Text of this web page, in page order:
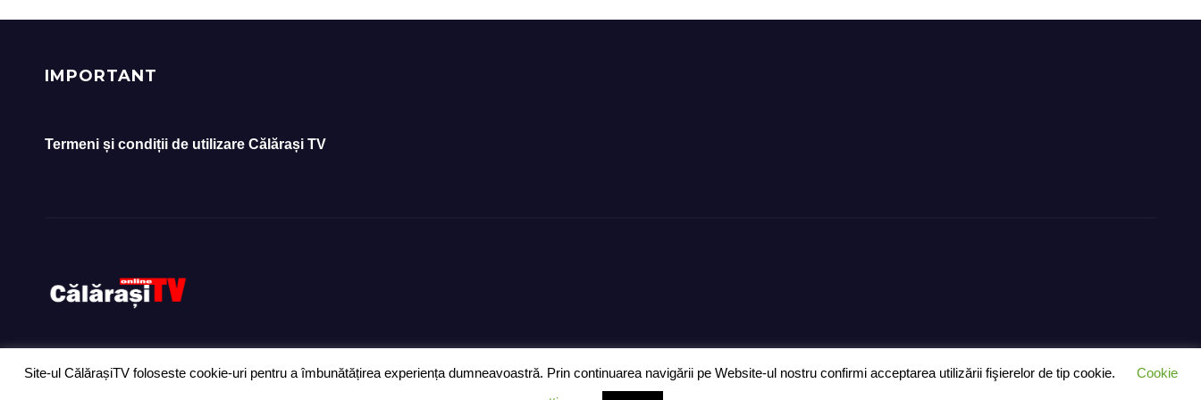
IMPORTANT
Termeni și condiții de utilizare Călărași TV
Ziarul „Anunțul Călărășean” – exclusiv pentru anunțuri
Site-ul CălărașiTV foloseste cookie-uri pentru a îmbunătățirea experiența dumneavoastră. Prin continuarea navigării pe Website-ul nostru confirmi acceptarea utilizării fişierelor de tip cookie.
Cookie